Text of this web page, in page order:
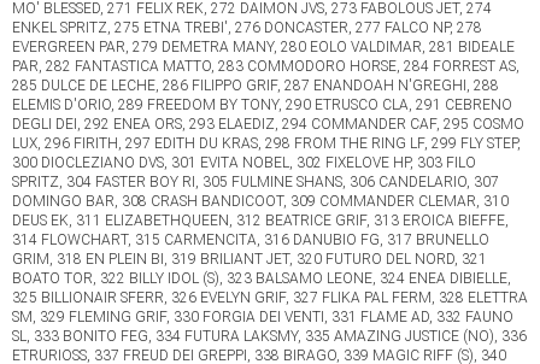
MO' BLESSED, 271 FELIX REK, 272 DAIMON JVS, 273 FABOLOUS JET, 274
ENKEL SPRITZ, 275 ETNA TREBI', 276 DONCASTER, 277 FALCO NP, 278
EVERGREEN PAR, 279 DEMETRA MANY, 280 EOLO VALDIMAR, 281 BIDEALE
PAR, 282 FANTASTICA MATTO, 283 COMMODORO HORSE, 284 FORREST AS,
285 DULCE DE LECHE, 286 FILIPPO GRIF, 287 ENANDOAH N'GREGHI, 288
ELEMIS D'ORIO, 289 FREEDOM BY TONY, 290 ETRUSCO CLA, 291 CEBRENO
DEGLI DEI, 292 ENEA ORS, 293 ELAEDIZ, 294 COMMANDER CAF, 295 COSMO
LUX, 296 FIRITH, 297 EDITH DU KRAS, 298 FROM THE RING LF, 299 FLY STEP,
300 DIOCLEZIANO DVS, 301 EVITA NOBEL, 302 FIXELOVE HP, 303 FILO
SPRITZ, 304 FASTER BOY RI, 305 FULMINE SHANS, 306 CANDELARIO, 307
DOMINGO BAR, 308 CRASH BANDICOOT, 309 COMMANDER CLEMAR, 310
DEUS EK, 311 ELIZABETHQUEEN, 312 BEATRICE GRIF, 313 EROICA BIEFFE,
314 FLOWCHART, 315 CARMENCITA, 316 DANUBIO FG, 317 BRUNELLO
GRIM, 318 EN PLEIN BI, 319 BRILIANT JET, 320 FUTURO DEL NORD, 321
BOATO TOR, 322 BILLY IDOL (S), 323 BALSAMO LEONE, 324 ENEA DIBIELLE,
325 BILLIONAIR SFERR, 326 EVELYN GRIF, 327 FLIKA PAL FERM, 328 ELETTRA
SM, 329 FLEMING GRIF, 330 FORGIA DEI VENTI, 331 FLAME AD, 332 FAUNO
SL, 333 BONITO FEG, 334 FUTURA LAKSMY, 335 AMAZING JUSTICE (NO), 336
ETRURIOSS, 337 FREUD DEI GREPPI, 338 BIRAGO, 339 MAGIC RIFF (S), 340